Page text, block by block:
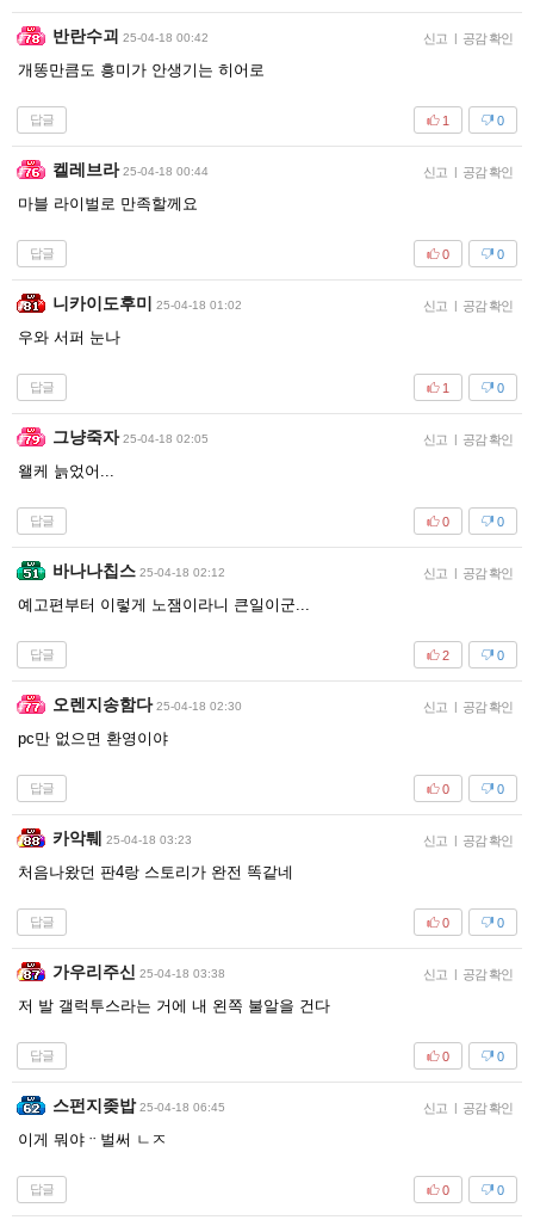
반란수괴 25-04-18 00:42 신고 공감 확인
개똥만큼도 흥미가 안생기는 히어로
답글 0
1
켈레브라 25-04-18 00:44 신고 공감 확인
마블 라이벌로 만족할께요
답글 0
0
니카이도후미 25-04-18 01:02 신고 공감 확인
우와 서퍼 눈나
답글 0
1
그냥죽자 25-04-18 02:05 신고 공감 확인
왤케 늙었어...
답글 0
0
바나나칩스 25-04-18 02:12 신고 공감 확인
예고편부터 이렇게 노잼이라니 큰일이군...
답글 0
2
오렌지송함다 25-04-18 02:30 신고 공감 확인
pc만 없으면 환영이야
답글 0
0
카악퉤 25-04-18 03:23 신고 공감 확인
처음나왔던 판4랑 스토리가 완전 똑같네
답글 0
0
가우리주신 25-04-18 03:38 신고 공감 확인
저 발 갤럭투스라는 거에 내 왼쪽 불알을 건다
답글 0
0
스펀지좆밥 25-04-18 06:45 신고 공감 확인
이게 뭐야ᆢ벌써 ㄴㅈ
답글 0
0